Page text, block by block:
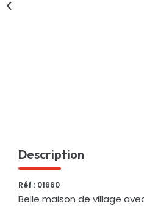
Description
Réf : 01660
Belle maison de village